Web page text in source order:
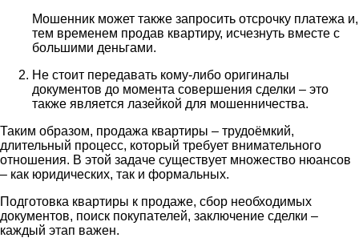
Мошенник может также запросить отсрочку платежа и,
тем временем продав квартиру, исчезнуть вместе с
большими деньгами.
Не стоит передавать кому-либо оригиналы
документов до момента совершения сделки – это
также является лазейкой для мошенничества.
Таким образом, продажа квартиры – трудоёмкий,
длительный процесс, который требует внимательного
отношения. В этой задаче существует множество нюансов
– как юридических, так и формальных.
Подготовка квартиры к продаже, сбор необходимых
документов, поиск покупателей, заключение сделки –
каждый этап важен.